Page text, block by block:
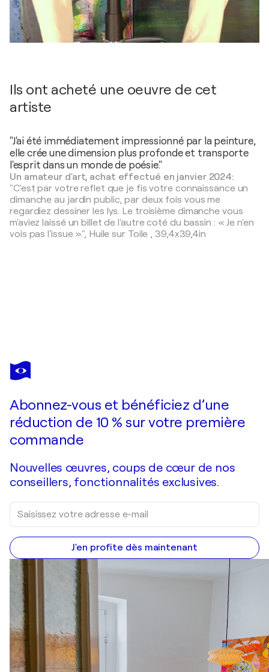
Ils ont acheté une oeuvre de cet
artiste
"J'ai été immédiatement impressionné par la peinture,
elle crée une dimension plus profonde et transporte
l'esprit dans un monde de poésie."
Un amateur d'art, achat effectué en janvier 2024:
"C'est par votre reflet que je fis votre connaissance un
dimanche au jardin public, par deux fois vous me
regardiez dessiner les lys. Le troisième dimanche vous
m'aviez laissé un billet de l'autre coté du bassin : « Je n'en
vois pas l'issue ».", Huile sur Toile , 39,4x39,4in
FRANÇOIS PAGÉ
Abonnez-vous et bénéficiez d’une
réduction de 10 % sur votre première
commande
Nouvelles œuvres, coups de cœur de nos
conseillers, fonctionnalités exclusives.
J'en profite dès maintenant